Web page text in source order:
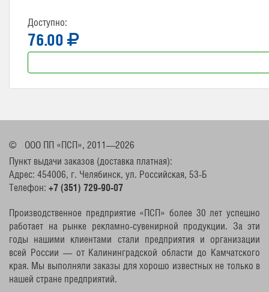
Доступно:
76.00
©
ООО ПП «ПСП», 2011—2026
Пункт выдачи заказов (доставка платная):
Адрес: 454006, г. Челябинск, ул. Российская, 53-Б
Телефон: +7 (351) 729-90-07
Производственное предприятие «ПСП» более 30 лет успешно
работает на рынке рекламно-сувенирной продукции. За эти
годы нашими клиентами стали предприятия и организации
всей России — от Калининградской области до Камчатского
края. Мы выполняли заказы для хорошо известных не только в
нашей стране предприятий.